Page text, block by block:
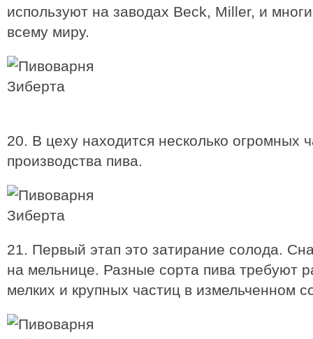
используют на заводах Beck, Miller, и
всему миру.
20. В цеху находится несколько огромных
производства пива.
21. Первый этап это затирание солода.
на мельнице. Разные сорта пива требуют
мелких и крупных частиц в измельченном